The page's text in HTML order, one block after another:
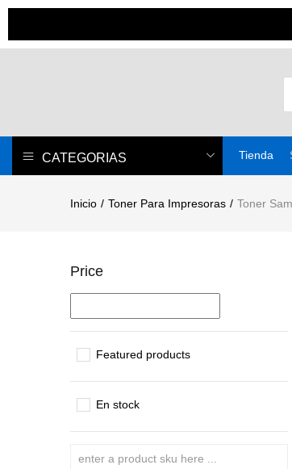
CATEGORIAS Tienda
Inicio Toner Para Impresoras Toner
Price
Featured products
En stock